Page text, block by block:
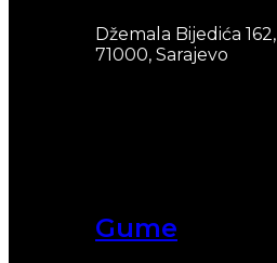
Gume
Džemala Bijedića 162,
71000, Sarajevo